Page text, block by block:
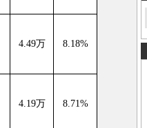
4.49万 8.18%
4.19万 8.71%